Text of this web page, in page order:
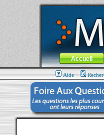
MacBook-fr.com : 100%
Aller au contenu-Aller
Menu général
Accueil
Aide